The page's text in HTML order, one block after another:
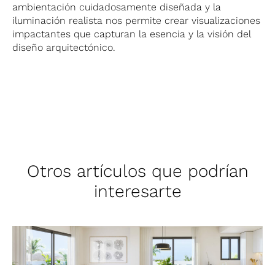
ambientación cuidadosamente diseñada y la
iluminación realista nos permite crear visualizaciones
impactantes que capturan la esencia y la visión del
diseño arquitectónico.
Otros artículos que podrían
interesarte